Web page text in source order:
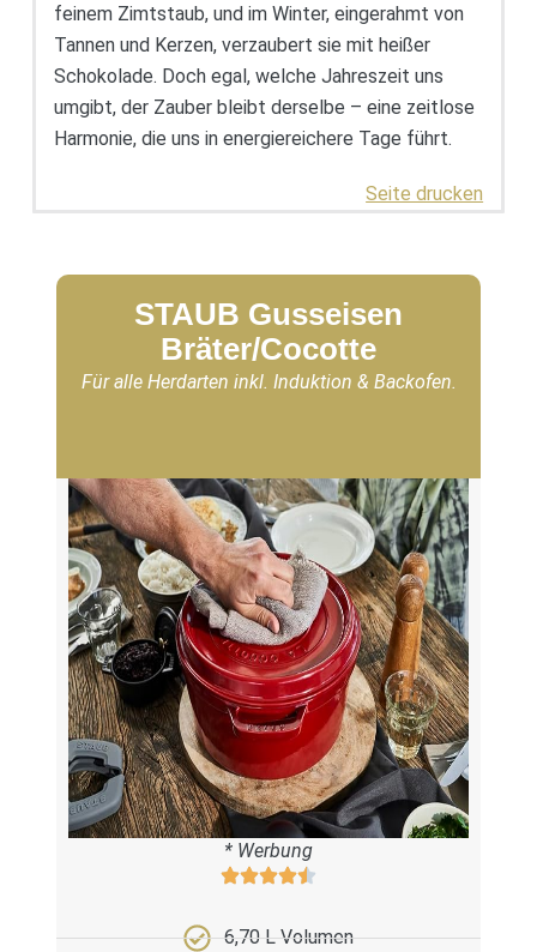
feinem Zimtstaub, und im Winter, eingerahmt von
Tannen und Kerzen, verzaubert sie mit heißer
Schokolade. Doch egal, welche Jahreszeit uns
umgibt, der Zauber bleibt derselbe – eine zeitlose
Harmonie, die uns in energiereichere Tage führt.
Seite drucken
STAUB Gusseisen
Bräter/Cocotte
Für alle Herdarten inkl. Induktion & Backofen.
* Werbung
6,70 L Volumen